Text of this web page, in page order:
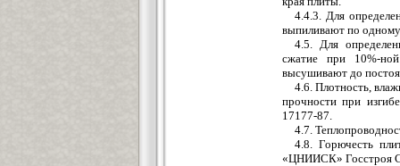
4.4.3. Для
выпиливают по
4.5. Для
сжатие при 10%-
высушивают до
4.6. Плотность,
прочности при
17177-87.
4.7.
4.8. Горючесть
«ЦНИИСК» Госстроя